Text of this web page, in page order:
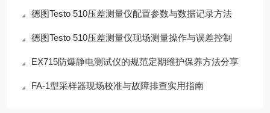
德图Testo 510压差测量仪配置参数与数据记录方法
德图Testo 510压差测量仪现场测量操作与误差控制
EX715防爆静电测试仪的规范定期维护保养方法分享
FA-1型采样器现场校准与故障排查实用指南